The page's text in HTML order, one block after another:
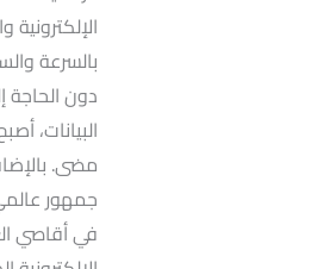
بالسرعة
دون الحاجة
البيانات،
مضى.
جمهور
في أقاصي